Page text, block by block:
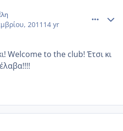
2011 14 yr
Welcome to the club! Έτσι κι